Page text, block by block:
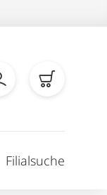
Filialsuche